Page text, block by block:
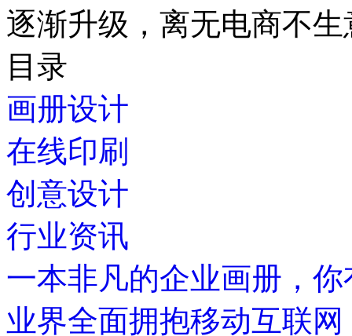
逐渐升级，离无电商不
目录
画册设计
在线印刷
创意设计
行业资讯
一本非凡的企业画册，
业界全面拥抱移动互联网